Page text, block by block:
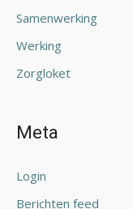
Samenwerking
Werking
Zorgloket
Meta
Login
Berichten feed